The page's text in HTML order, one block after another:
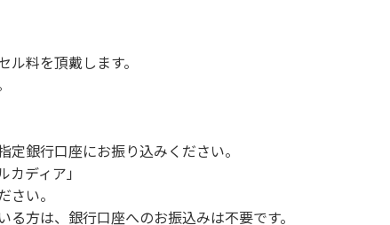
他の物品を損傷、紛失、汚染させた場合には、相当額を
ては、一切の責任を負いかねます。
い。
。
料を頂戴します。
銀行口座にお振り込みください。
ディア」
い。
方は、銀行口座へのお振込みは不要です。